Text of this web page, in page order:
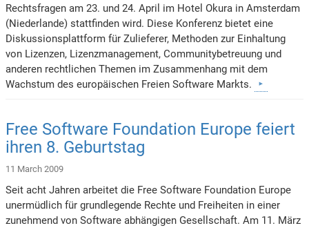
Rechtsfragen am 23. und 24. April im Hotel Okura in Amsterdam
(Niederlande) stattfinden wird. Diese Konferenz bietet eine
Diskussionsplattform für Zulieferer, Methoden zur Einhaltung
von Lizenzen, Lizenzmanagement, Communitybetreuung und
anderen rechtlichen Themen im Zusammenhang mit dem
Wachstum des europäischen Freien Software Markts.
Free Software Foundation Europe feiert
ihren 8. Geburtstag
11 March 2009
Seit acht Jahren arbeitet die Free Software Foundation Europe
unermüdlich für grundlegende Rechte und Freiheiten in einer
zunehmend von Software abhängigen Gesellschaft. Am 11. März